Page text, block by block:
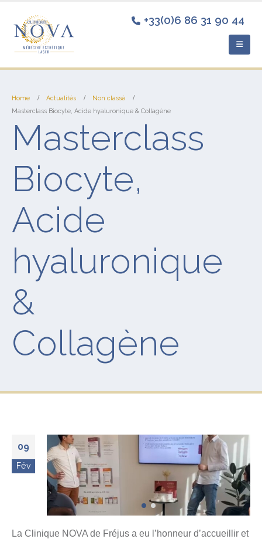
+33(0)6 86 31 90 44
Home Actualités
Non classé
Masterclass Biocyte, Acide hyaluronique & Collagène
Masterclass
Biocyte,
Acide
hyaluronique
&
Collagène
09
Fév
La Clinique NOVA de Fréjus a eu l’honneur d’accueillir et